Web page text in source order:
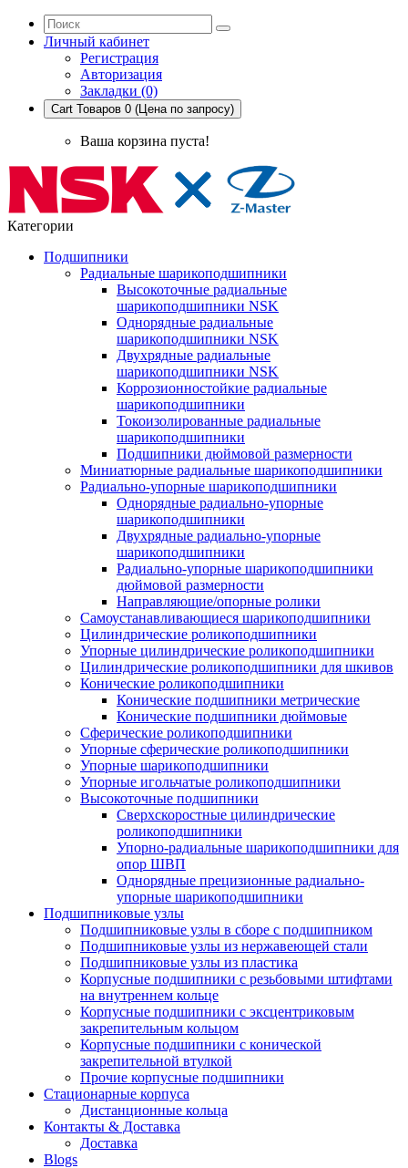
Личный кабинет
Регистрация
Авторизация
Закладки (0)
Cart Товаров 0 (Цена по запросу)
Ваша корзина пуста!
Категории
Подшипники
Радиальные шарикоподшипники
Высокоточные радиальные
шарикоподшипники NSK
Однорядные радиальные
шарикоподшипники NSK
Двухрядные радиальные
шарикоподшипники NSK
Коррозионностойкие радиальные
шарикоподшипники
Токоизолированные радиальные
шарикоподшипники
Подшипники дюймовой размерности
Миниатюрные радиальные шарикоподшипники
Радиально-упорные шарикоподшипники
Однорядные радиально-упорные
шарикоподшипники
Двухрядные радиально-упорные
шарикоподшипники
Радиально-упорные шарикоподшипники
дюймовой размерности
Направляющие/опорные ролики
Самоустанавливающиеся шарикоподшипники
Цилиндрические роликоподшипники
Упорные цилиндрические роликоподшипники
Цилиндрические роликоподшипники для шкивов
Конические роликоподшипники
Конические подшипники метрические
Конические подшипники дюймовые
Сферические роликоподшипники
Упорные сферические роликоподшипники
Упорные шарикоподшипники
Упорные игольчатые роликоподшипники
Высокоточные подшипники
Сверхскоростные цилиндрические
роликоподшипники
Упорно-радиальные шарикоподшипники для
опор ШВП
Однорядные прецизионные радиально-
упорные шарикоподшипники
Подшипниковые узлы
Подшипниковые узлы в сборе с подшипником
Подшипниковые узлы из нержавеющей стали
Подшипниковые узлы из пластика
Корпусные подшипники с резьбовыми штифтами
на внутреннем кольце
Корпусные подшипники с эксцентриковым
закрепительным кольцом
Корпусные подшипники с конической
закрепительной втулкой
Прочие корпусные подшипники
Стационарные корпуса
Дистанционные кольца
Контакты & Доставка
Доставка
Blogs